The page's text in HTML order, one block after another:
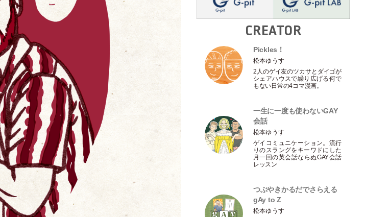
CREATOR
Pickles！
松本ゆうす
2人のゲイ友のツカサとダイゴが
シェアハウスで繰り広げる何で
もない日常の4コマ漫画。
一生に一度も使わないGAY
会話
松本ゆうす
ゲイコミュニケーション。流行
りのスラングをキーワドにした
月一回の英会話ならぬGAY会話
レッスン
つぶやきかるだでさらえる
gAy to Z
松本ゆうす